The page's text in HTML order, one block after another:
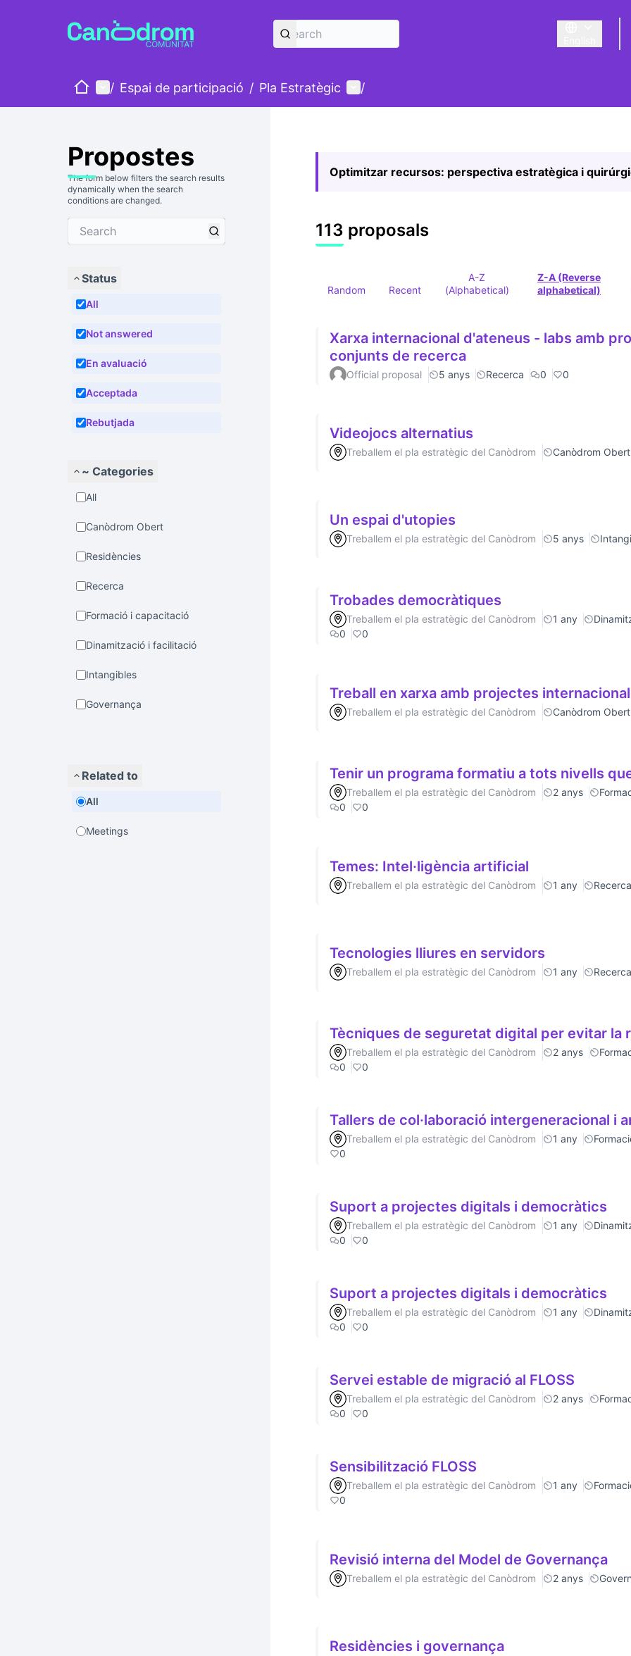
Triar la llengua
HomeMain menu
/ Espai de participació / Pla Estratègic User menu
/
Propostes
The form below filters the search results
dynamically when the search
conditions are changed.
Status
All
Not answered
En avaluació
Acceptada
Rebutjada
~ Categories
All
Canòdrom Obert
Residències
Recerca
Formació i capacitació
Dinamització i facilitació
Intangibles
Governança
Related to
All
Meetings
Optimitzar recursos: perspectiva estratègica i
113 proposals
Random Recent
A-Z
(Alphabetical)
Z-A (Reverse
alphabetical)
Xarxa internacional d'ateneus - labs amb
conjunts de recerca
Official proposal 5 anys Recerca 0 0
Videojocs alternatius
Treballem el pla estratègic del Canòdrom Canòdrom Obert
Un espai d'utopies
Treballem el pla estratègic del Canòdrom 5 anys
Trobades democràtiques
Treballem el pla estratègic del Canòdrom 1 any
0
0
Treball en xarxa amb projectes
Treballem el pla estratègic del Canòdrom Canòdrom Obert
Tenir un programa formatiu a tots nivells
Treballem el pla estratègic del Canòdrom 2 anys
0
0
Temes: Intel·ligència artificial
Treballem el pla estratègic del Canòdrom 1 any Recerca
Tecnologies lliures en servidors
Treballem el pla estratègic del Canòdrom 1 any Recerca
Tècniques de seguretat digital per evitar la
Treballem el pla estratègic del Canòdrom 2 anys
0
0
Tallers de col·laboració intergeneracional i
Treballem el pla estratègic del Canòdrom 1 any
0
Suport a projectes digitals i democràtics
Treballem el pla estratègic del Canòdrom 1 any
0
0
Suport a projectes digitals i democràtics
Treballem el pla estratègic del Canòdrom 1 any
0
0
Servei estable de migració al FLOSS
Treballem el pla estratègic del Canòdrom 2 anys
0
0
Sensibilització FLOSS
Treballem el pla estratègic del Canòdrom 1 any
0
Revisió interna del Model de Governança
Treballem el pla estratègic del Canòdrom 2 anys
Residències i governança